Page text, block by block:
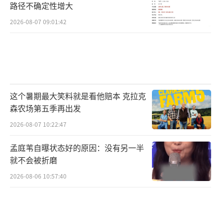
路径不确定性增大
2026-08-07 09:01:42
这个暑期最大笑料就是看他赔本 克拉克
森农场第五季再出发
2026-08-07 10:22:47
孟庭苇自曝状态好的原因：没有另一半
就不会被折磨
2026-08-06 10:57:40